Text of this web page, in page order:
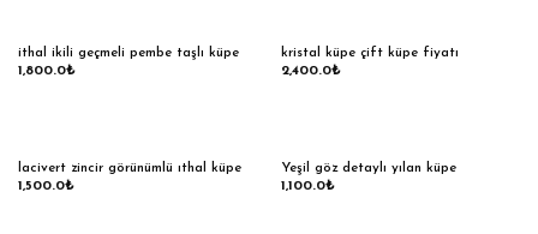
ithal ikili geçmeli pembe taşlı küpe
1,800.0₺
kristal küpe çift küpe fiyatı
2,400.0₺
lacivert zincir görünümlü ıthal küpe
1,500.0₺
Yeşil göz detaylı yılan küpe
1,100.0₺